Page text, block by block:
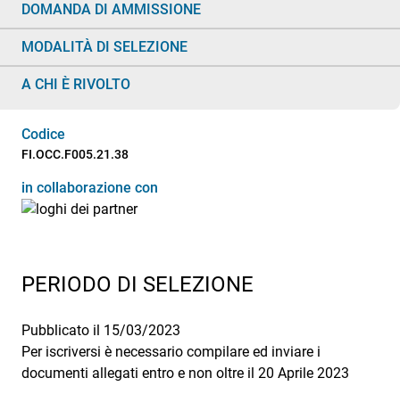
DOMANDA DI AMMISSIONE
MODALITÀ DI SELEZIONE
A CHI È RIVOLTO
Codice
FI.OCC.F005.21.38
in collaborazione con
PERIODO DI SELEZIONE
Pubblicato il 15/03/2023
Per iscriversi è necessario compilare ed inviare i
documenti allegati entro e non oltre il 20 Aprile 2023